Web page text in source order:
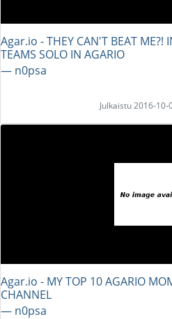
Agar.io - THEY CAN'T BEAT ME?!
TEAMS SOLO IN AGARIO
― n0psa
Julkaistu 2016-
Agar.io - MY TOP 10 AGARIO
CHANNEL
― n0psa